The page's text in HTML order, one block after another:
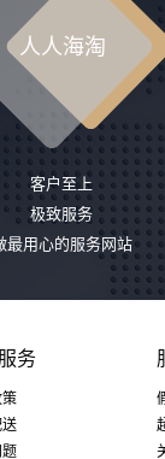
人人海淘
客户至上
极致服务
最用心的服务网站
务